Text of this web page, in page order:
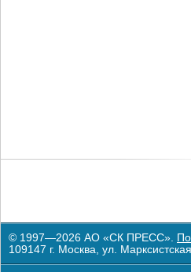
© 1997—2026 АО «СК ПРЕСС».
109147 г. Москва, ул.